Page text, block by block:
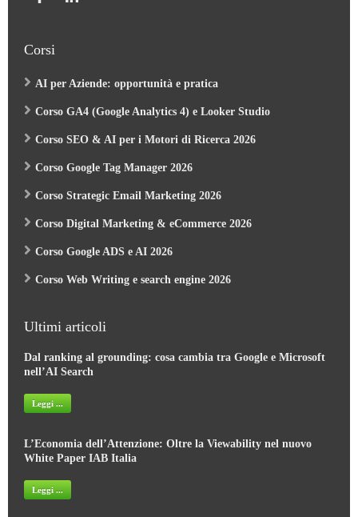
Corsi
AI per Aziende: opportunità e pratica
Corso GA4 (Google Analytics 4) e Looker Studio
Corso SEO & AI per i Motori di Ricerca 2026
Corso Google Tag Manager 2026
Corso Strategic Email Marketing 2026
Corso Digital Marketing & eCommerce 2026
Corso Google ADS e AI 2026
Corso Web Writing e search engine 2026
Ultimi articoli
Dal ranking al grounding: cosa cambia tra Google e Microsoft
nell’AI Search
Leggi ...
L’Economia dell’Attenzione: Oltre la Viewability nel nuovo
White Paper IAB Italia
Leggi ...